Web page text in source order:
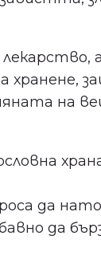
хранене,
на
да
да